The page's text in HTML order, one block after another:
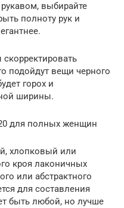
рукавом, выбирайте
полноту рук и
подойдут вещи черного
горох и
ширины.
для полных женщин
хлопковый или
кроя лаконичных
или абстрактного
для составления
быть любой, но лучше